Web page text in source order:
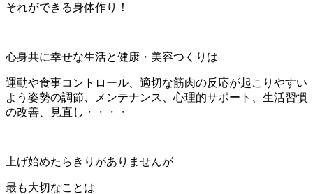
それができる身体作り！
心身共に幸せな生活と健康・美容つくりは
運動や食事コントロール、適切な筋肉の反応が起こりやすい
よう姿勢の調節、メンテナンス、心理的サポート、生活習慣
の改善、見直し・・・・
上げ始めたらきりがありませんが
最も大切なことは